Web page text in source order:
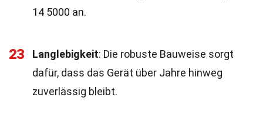
14 5000 an.
23 Langlebigkeit: Die robuste Bauweise sorgt
dafür, dass das Gerät über Jahre hinweg
zuverlässig bleibt.